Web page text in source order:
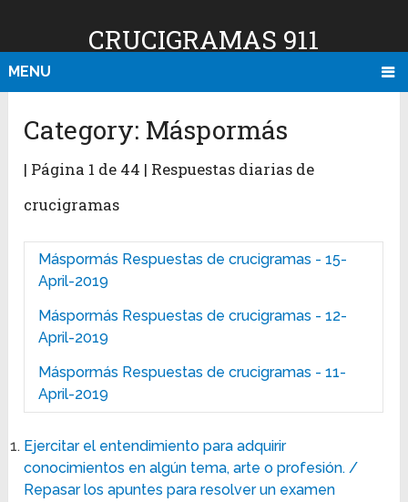
CRUCIGRAMAS 911
MENU
Category: Máspormás
| Página 1 de 44 | Respuestas diarias de
crucigramas
Máspormás Respuestas de crucigramas - 15-
April-2019
Máspormás Respuestas de crucigramas - 12-
April-2019
Máspormás Respuestas de crucigramas - 11-
April-2019
Ejercitar el entendimiento para adquirir
conocimientos en algún tema, arte o profesión. /
Repasar los apuntes para resolver un examen